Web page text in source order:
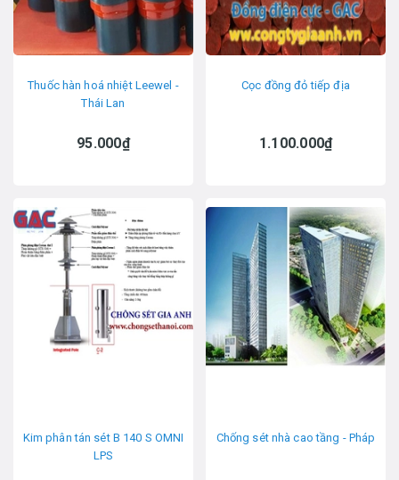
Thuốc hàn hoá nhiệt Leewel -
Thái Lan
95.000₫
Cọc đồng đỏ tiếp địa
1.100.000₫
Kim phân tán sét B 140 S OMNI
LPS
Chống sét nhà cao tầng - Pháp